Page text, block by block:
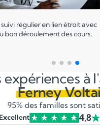
met en relation avec
fonction du profil de votre
expériences à
Ferney
95% des familles sont
4,8